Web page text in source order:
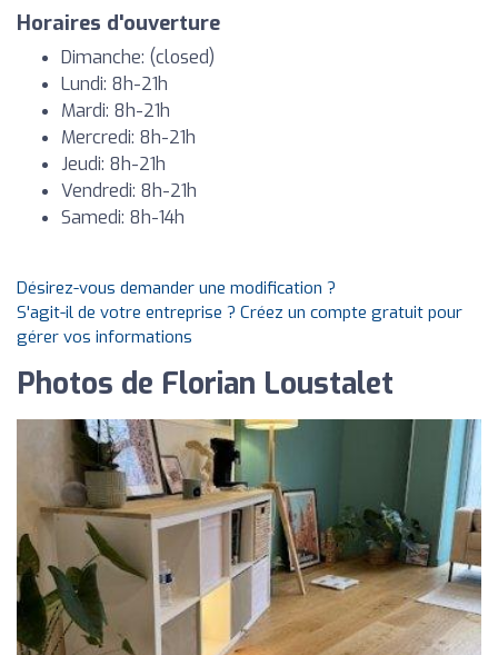
Horaires d'ouverture
Dimanche: (closed)
Lundi: 8h-21h
Mardi: 8h-21h
Mercredi: 8h-21h
Jeudi: 8h-21h
Vendredi: 8h-21h
Samedi: 8h-14h
Désirez-vous demander une modification ?
S'agit-il de votre entreprise ? Créez un compte gratuit pour
gérer vos informations
Photos de Florian Loustalet